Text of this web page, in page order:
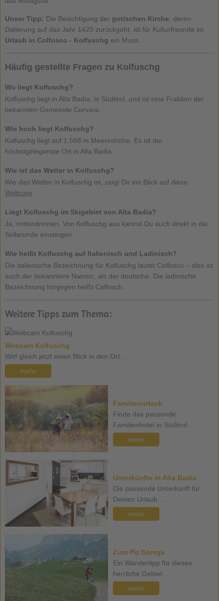
Unser Tipp: Die Besichtigung der gotischen Kirche, deren
Datierung auf das Jahr 1420 zurückgeht, ist für Kulturfreunde im
Urlaub in Colfosco - Kolfuschg ein Muss.
Häufig gestellte Fragen zu Kolfuschg
Wo liegt Kolfuschg?
Kolfuschg liegt in Alta Badia, in Südtirol, und ist eine Fraktion der
bekannten Gemeinde Corvara.
Wie hoch liegt Kolfuschg?
Kolfuschg liegt auf 1.568 m Meereshöhe. Es ist der
höchstgelegenste Ort in Alta Badia.
Wie ist das Wetter in Kolfuschg?
Wie das Wetter in Kolfuschg ist, zeigt Dir ein Blick auf diese
Webcam.
Liegt Kolfuschg im Skigebiet von Alta Badia?
Ja, mittendrinnen. Von Kolfuschg aus kannst Du auch direkt in die
Sellarunde einsteigen.
Wie heißt Kolfuschg auf Italienisch und Ladinisch?
Die italienische Bezeichnung für Kolfuschg lautet Colfosco – dies ist
auch der bekanntere Namen, als der deutsche. Die ladinische
Bezeichnung hingegen heißt Calfosch.
Weitere Tipps zum Thema:
Webcam Kolfuschg
Wirf gleich jetzt einen Blick in den Ort ...
mehr
Familienurlaub
Finde das passende
Familienhotel in Südtirol ...
mehr
Unterkünfte in Alta Badia
Die passende Unterkunft für
Deinen Urlaub ...
mehr
Zum Piz Sorega
Ein Wandertipp für dieses
herrliche Gebiet ...
mehr